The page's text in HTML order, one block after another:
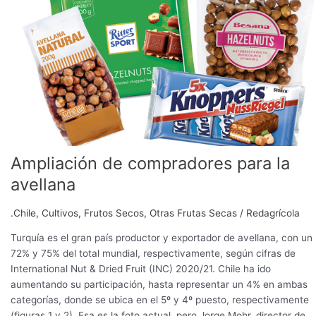
Ampliación de compradores para la
avellana
.Chile, Cultivos, Frutos Secos, Otras Frutas Secas / Redagrícola
Turquía es el gran país productor y exportador de avellana, con un
72% y 75% del total mundial, respectivamente, según cifras de
International Nut & Dried Fruit (INC) 2020/21. Chile ha ido
aumentando su participación, hasta representar un 4% en ambas
categorías, donde se ubica en el 5º y 4º puesto, respectivamente
compradores
para
avellana